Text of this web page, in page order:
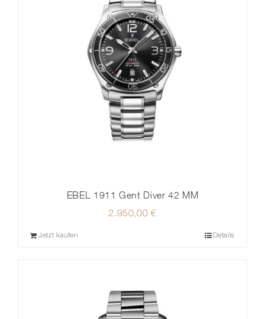
EBEL 1911 Gent Diver 42 MM
2.950,00€
Jetzt kaufen Details